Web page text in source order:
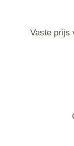
Vaste prijs